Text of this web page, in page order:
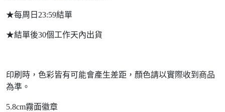
★每周日23:59結單
★結單後30個工作天內出貨
印刷時，色彩皆有可能會產生差距，顏色請以實際收到商品
為準。
5.8cm霧面徽章